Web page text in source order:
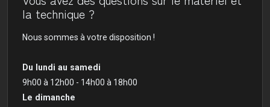
la technique ?
Nous sommes à votre disposition !
Du lundi au samedi
9h00 à 12h00 - 14h00 à 18h00
Le dimanche